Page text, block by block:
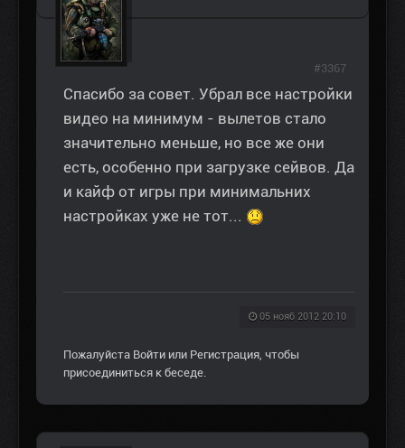
Спасибо за совет. Убрал все настройки
видео на минимум - вылетов стало
значительно меньше, но все же они
есть, особенно при загрузке сейвов. Да
и кайф от игры при минимальних
настройках уже не тот...
05 нояб 2012 20:10
#3367
Пожалуйста Войти или Регистрация , чтобы
присоединиться к беседе.